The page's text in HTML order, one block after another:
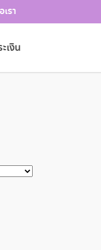
รา
เงิน